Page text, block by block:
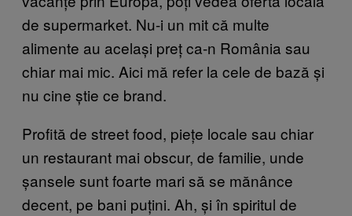
de supermarket. Nu-i un mit că multe
alimente au același preț ca-n România sau
chiar mai mic. Aici mă refer la cele de bază și
nu cine știe ce brand.
Profită de street food, piețe locale sau chiar
un restaurant mai obscur, de familie, unde
șansele sunt foarte mari să se mănânce
decent, pe bani puțini. Ah, și în spiritul de